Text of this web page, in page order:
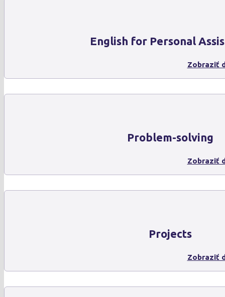
English for Personal
Zobraziť
Problem-solving
Zobraziť
Projects
Zobraziť